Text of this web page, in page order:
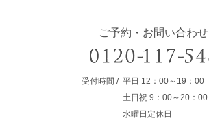
ご予約・お問い合わせ
受付時間 平日 12：00～19：00
土日祝 9：00～20：00
水曜日定休日